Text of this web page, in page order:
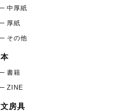
中厚紙
厚紙
その他
本
書籍
ZINE
文房具